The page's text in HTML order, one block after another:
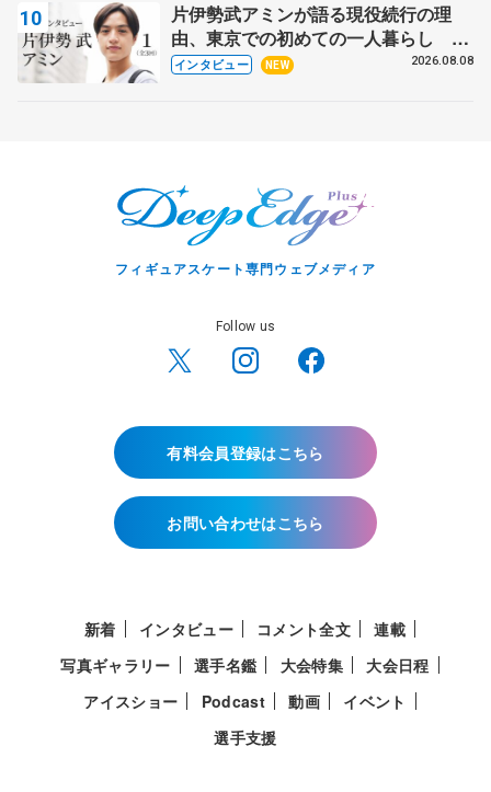
片伊勢武アミンが語る現役続行の理
由、東京での初めての一人暮らし 注
目スケーターの「今」に迫る
インタビュー NEW 2026.08.08
フィギュアスケート専門ウェブメディア
Follow us
有料会員登録はこちら
お問い合わせはこちら
新着 インタビュー コメント全文
連載
写真ギャラリー
選手名鑑 大会特集
大会日程
アイスショー
Podcast 動画
イベント
選手支援